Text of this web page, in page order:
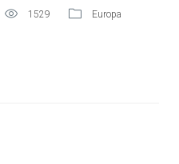
1529
Europa